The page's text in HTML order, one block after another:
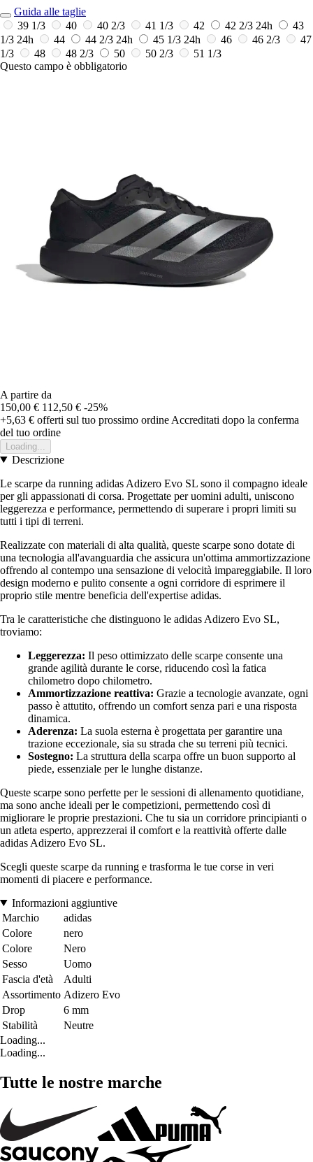
Guida alle taglie
39 1/3
40 40 2/3 41 1/3 42 42 2/3 24h
43
1/3 24h 44 44 2/3 24h 45 1/3 24h 46 46 2/3
47
1/3
48 48 2/3 50 50 2/3
51 1/3
Questo campo è obbligatorio
A partire da
150,00 € 112,50 € -25%
+5,63 € offerti sul tuo prossimo ordine Accreditati dopo la conferma
del tuo ordine
Loading...
Descrizione
Le scarpe da running adidas Adizero Evo SL sono il compagno ideale
per gli appassionati di corsa. Progettate per uomini adulti, uniscono
leggerezza e performance, permettendo di superare i propri limiti su
tutti i tipi di terreni.
Realizzate con materiali di alta qualità, queste scarpe sono dotate di
una tecnologia all'avanguardia che assicura un'ottima ammortizzazione
offrendo al contempo una sensazione di velocità impareggiabile. Il loro
design moderno e pulito consente a ogni corridore di esprimere il
proprio stile mentre beneficia dell'expertise adidas.
Tra le caratteristiche che distinguono le adidas Adizero Evo SL,
troviamo:
Leggerezza: Il peso ottimizzato delle scarpe consente una
grande agilità durante le corse, riducendo così la fatica
chilometro dopo chilometro.
Ammortizzazione reattiva: Grazie a tecnologie avanzate, ogni
passo è attutito, offrendo un comfort senza pari e una risposta
dinamica.
Aderenza: La suola esterna è progettata per garantire una
trazione eccezionale, sia su strada che su terreni più tecnici.
Sostegno: La struttura della scarpa offre un buon supporto al
piede, essenziale per le lunghe distanze.
Queste scarpe sono perfette per le sessioni di allenamento quotidiane,
ma sono anche ideali per le competizioni, permettendo così di
migliorare le proprie prestazioni. Che tu sia un corridore principianti o
un atleta esperto, apprezzerai il comfort e la reattività offerte dalle
adidas Adizero Evo SL.
Scegli queste scarpe da running e trasforma le tue corse in veri
momenti di piacere e performance.
Informazioni aggiuntive
Marchio
adidas
Colore
nero
Colore
Nero
Sesso
Uomo
Fascia d'età
Adulti
Assortimento Adizero Evo
Drop
6 mm
Stabilità
Neutre
Loading...
Loading...
Tutte le nostre marche